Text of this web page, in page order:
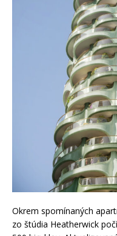
Okrem spomínaných
zo štúdia Heatherwick